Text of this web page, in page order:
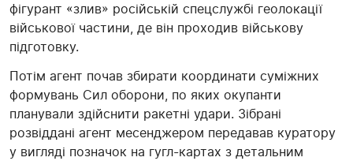
фігурант «злив» російській спецслужбі геолокації
військової частини, де він проходив військову
підготовку.
Потім агент почав збирати координати суміжних
формувань Сил оборони, по яких окупанти
планували здійснити ракетні удари. Зібрані
розвіддані агент месенджером передавав куратору
у вигляді позначок на гугл-картах з детальним